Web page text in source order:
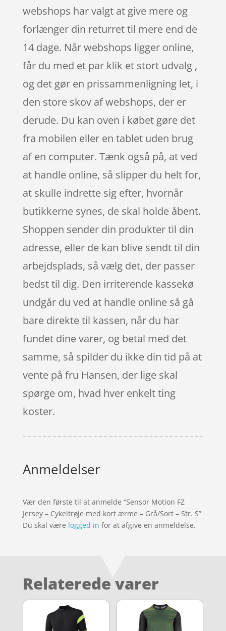
webshops har valgt at give mere og
forlænger din returret til mere end de
14 dage. Når webshops ligger online,
får du med et par klik et stort udvalg ,
og det gør en prissammenligning let, i
den store skov af webshops, der er
derude. Du kan oven i købet gøre det
fra mobilen eller en tablet uden brug
af en computer. Tænk også på, at ved
at handle online, så slipper du helt for,
at skulle indrette sig efter, hvornår
butikkerne synes, de skal holde åbent.
Shoppen sender din produkter til din
adresse, eller de kan blive sendt til din
arbejdsplads, så vælg det, der passer
bedst til dig. Den irriterende kassekø
undgår du ved at handle online så gå
bare direkte til kassen, når du har
fundet dine varer, og betal med det
samme, så spilder du ikke din tid på at
vente på fru Hansen, der lige skal
spørge om, hvad hver enkelt ting
koster.
Anmeldelser
Vær den første til at anmelde “Sensor Motion FZ
Jersey – Cykeltrøje med kort ærme – Grå/Sort – Str. S”
Du skal være logged in for at afgive en anmeldelse.
Relaterede varer